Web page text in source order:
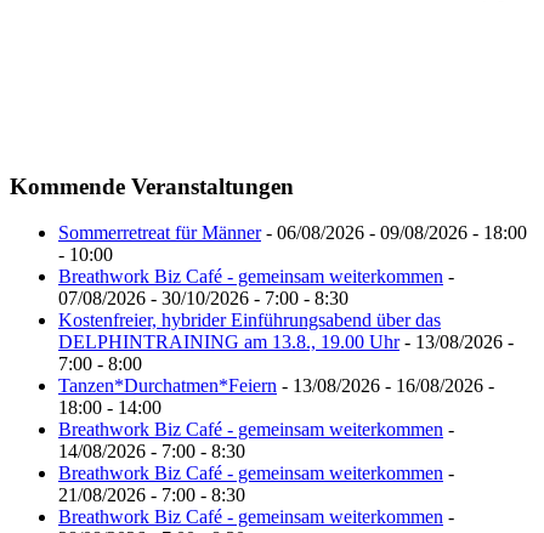
Kommende Veranstaltungen
Sommerretreat für Männer- 06/08/2026 - 09/08/2026 - 18:00
- 10:00
Breathwork Biz Café - gemeinsam weiterkommen -
07/08/2026 - 30/10/2026 - 7:00 - 8:30
Kostenfreier, hybrider Einführungsabend über das
DELPHINTRAINING am 13.8., 19.00 Uhr- 13/08/2026 -
7:00 - 8:00
Tanzen*Durchatmen*Feiern - 13/08/2026 - 16/08/2026 -
18:00 - 14:00
Breathwork Biz Café - gemeinsam weiterkommen -
14/08/2026 - 7:00 - 8:30
Breathwork Biz Café - gemeinsam weiterkommen -
21/08/2026 - 7:00 - 8:30
Breathwork Biz Café - gemeinsam weiterkommen -